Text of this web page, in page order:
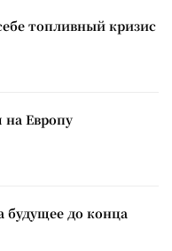
топливный кризис
на Европу
будущее до конца